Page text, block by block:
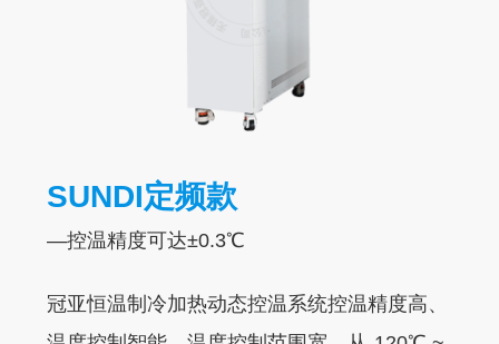
SUNDI定频款
—控温精度可达±0.3℃
冠亚恒温制冷加热动态控温系统控温精度高、
TCU控温单元
—大批量车间生产过程控温
控温范围-120℃~+350℃，大功率支持放大生
UST系列加热控温系统
—介质温控精度±0.5℃，物料温控精度±1℃
采⽤高温降温⼯艺，实现300℃~50℃降温；